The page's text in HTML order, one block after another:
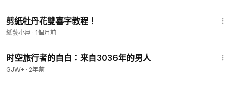
剪紙牡丹花雙喜字教程！
紙藝小屋 · 1個月前
时空旅行者的自白：来自3036年的男人
GJW+ · 2年前